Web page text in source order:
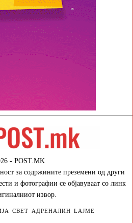
- POST.MK
за содржините преземени од други
и фотографии се објавуваат со линк
извор.
СВЕТ АДРЕНАЛИН LAJME